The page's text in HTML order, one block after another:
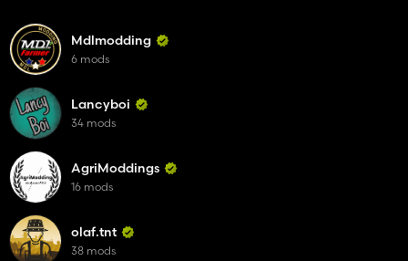
Mdlmodding
6 mods
Lancyboi
34 mods
AgriModdings
16 mods
olaf.tnt
38 mods